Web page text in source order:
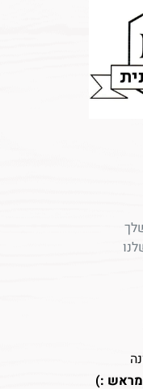
מראש :)